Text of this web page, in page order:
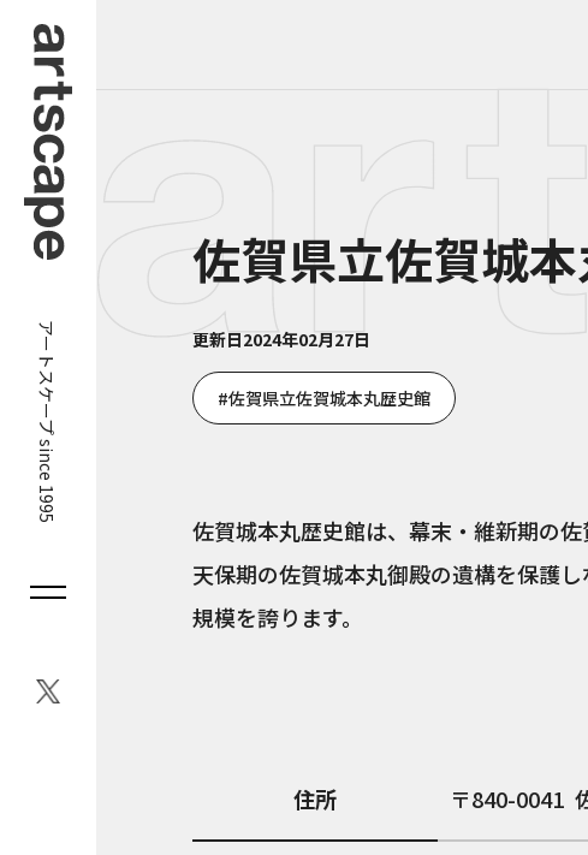
アートスケープ since 1995
佐賀県立佐賀城
更新日2024年02月27日
佐賀県立佐賀城本丸歴史館
佐賀城本丸歴史館は、幕末・維新期の佐
天保期の佐賀城本丸御殿の遺構を保護
規模を誇ります。
住所 840-0041